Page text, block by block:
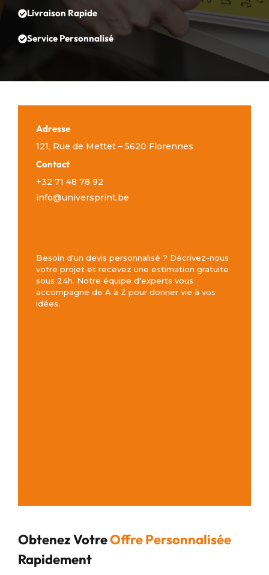
Livraison Rapide
Service Personnalisé
Adresse
121, Rue de Mettet – 5620 Florennes
Contact
+32 71 48 78 92
info@universprint.be
Besoin d'un devis personnalisé ? Décrivez-nous
votre projet et recevez une estimation gratuite
sous 24h. Notre équipe d'experts vous
accompagne de A à Z pour donner vie à vos
idées.
Obtenez VotreOffre Personnalisée
Rapidement